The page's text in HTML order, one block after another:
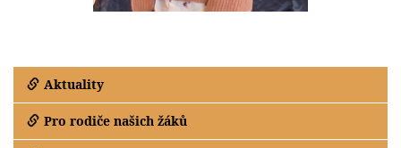
Aktuality
Pro rodiče našich žáků